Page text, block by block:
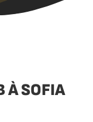
À SOFIA